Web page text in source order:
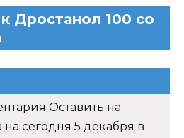
Дростанол 100 со
Оставить на
сегодня 5 декабря в